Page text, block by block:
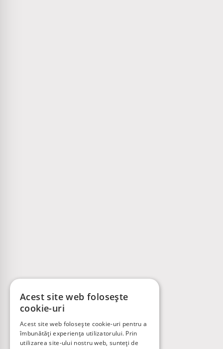
Acest site web folosește
cookie-uri
Acest site web folosește cookie-uri pentru a
îmbunătăți experiența utilizatorului. Prin
utilizarea site-ului nostru web, sunteți de